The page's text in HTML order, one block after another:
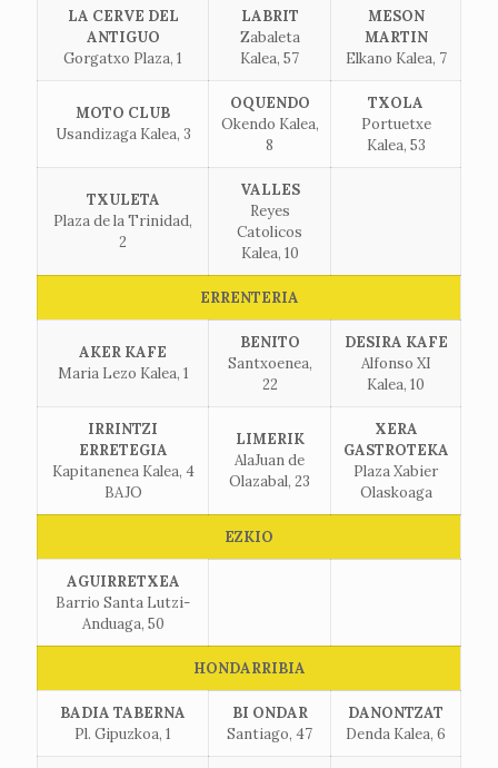
LA CERVE DEL
ANTIGUO
Gorgatxo Plaza, 1
LABRIT
Zabaleta
Kalea, 57
MESON
MARTIN
Elkano Kalea, 7
MOTO CLUB
Usandizaga Kalea, 3
OQUENDO
Okendo Kalea,
8
TXOLA
Portuetxe
Kalea, 53
TXULETA
Plaza de la Trinidad,
2
VALLES
Reyes
Catolicos
Kalea, 10
ERRENTERIA
AKER KAFE
Maria Lezo Kalea, 1
BENITO
Santxoenea,
22
DESIRA KAFE
Alfonso XI
Kalea, 10
IRRINTZI
ERRETEGIA
Kapitanenea Kalea, 4
BAJO
LIMERIK
AlaJuan de
Olazabal, 23
XERA
GASTROTEKA
Plaza Xabier
Olaskoaga
EZKIO
AGUIRRETXEA
Barrio Santa Lutzi-
Anduaga, 50
HONDARRIBIA
BADIA TABERNA
Pl. Gipuzkoa, 1
BI ONDAR
Santiago, 47
DANONTZAT
Denda Kalea, 6